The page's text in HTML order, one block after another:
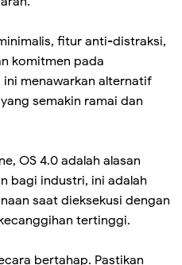
fitur anti-distraksi,
komitmen pada
menawarkan alternatif
semakin ramai dan
OS 4.0 adalah alasan
bagi industri, ini adalah
saat dieksekusi dengan
tertinggi.
bertahap. Pastikan